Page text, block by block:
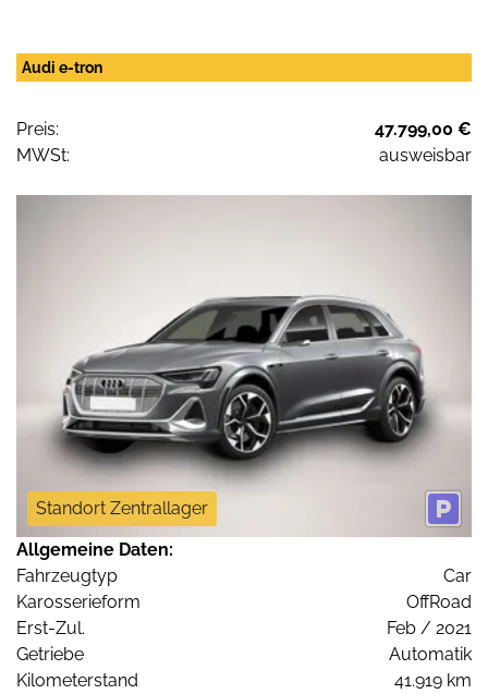
Audi e-tron
Preis:
47.799,00 €
MWSt:
ausweisbar
Standort Zentrallager
Allgemeine Daten:
Fahrzeugtyp
Car
Karosserieform
OffRoad
Erst-Zul.
Feb / 2021
Getriebe
Automatik
Kilometerstand
41.919 km